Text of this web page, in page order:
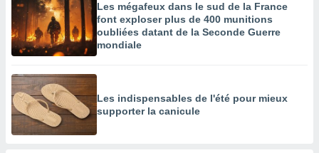
Les mégafeux dans le sud de la France
font exploser plus de 400 munitions
oubliées datant de la Seconde Guerre
mondiale
Les indispensables de l'été pour mieux
supporter la canicule